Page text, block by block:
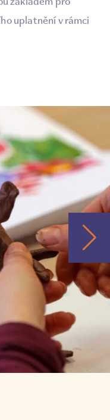
uplatnění v rámci